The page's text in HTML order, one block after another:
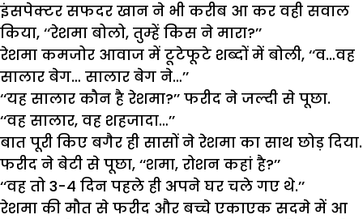
इंसपेक्टर सफदर खान ने भी करीब आ कर वही सवाल
किया, ‘‘रेशमा बोलो, तुम्हें किस ने मारा?’’
रेशमा कमजोर आवाज में टूटेफूटे शब्दों में बोली, ‘‘व…वह
सालार बेग… सालार बेग ने…’’
‘‘यह सालार कौन है रेशमा?’’ फरीद ने जल्दी से पूछा.
‘‘वह सालार, वह शहजादा…’’
बात पूरी किए बगैर ही सासों ने रेशमा का साथ छोड़ दिया.
फरीद ने बेटी से पूछा, ‘‘शमा, रोशन कहां है?’’
‘‘वह तो 3-4 दिन पहले ही अपने घर चले गए थे.’’
रेशमा की मौत से फरीद और बच्चे एकाएक सदमे में आ